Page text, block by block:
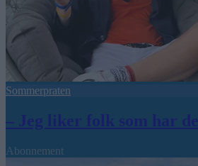
Sommerpraten
– Jeg liker folk som har
Abonnement